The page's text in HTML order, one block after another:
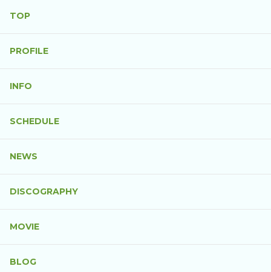
TOP
PROFILE
INFO
SCHEDULE
NEWS
DISCOGRAPHY
MOVIE
BLOG